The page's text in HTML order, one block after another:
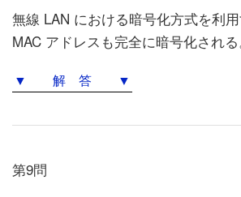
無線 LAN における暗号化方式を利
MAC アドレスも完全に暗号化される
▼ 解 答 ▼
第9問